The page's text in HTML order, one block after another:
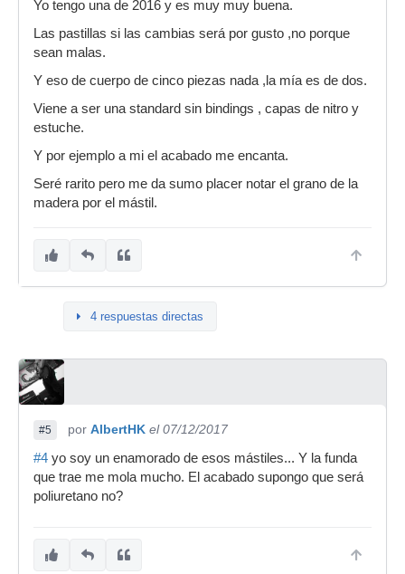
Yo tengo una de 2016 y es muy muy buena.
Las pastillas si las cambias será por gusto ,no porque
sean malas.
Y eso de cuerpo de cinco piezas nada ,la mía es de dos.
Viene a ser una standard sin bindings , capas de nitro y
estuche.
Y por ejemplo a mi el acabado me encanta.
Seré rarito pero me da sumo placer notar el grano de la
madera por el mástil.
4 respuestas directas
#5 por AlbertHK el 07/12/2017
#4 yo soy un enamorado de esos mástiles... Y la funda
que trae me mola mucho. El acabado supongo que será
poliuretano no?